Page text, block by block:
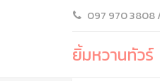
097 970 3808
ยิ้มหวานทัวร์